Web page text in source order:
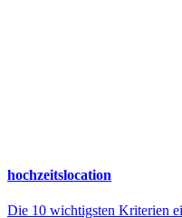
hochzeitslocation
Die 10 wichtigsten Kriterien